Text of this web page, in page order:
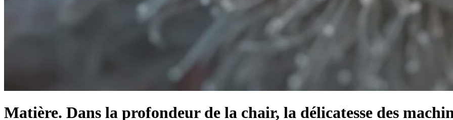
Matière. Dans la profondeur de la chair, la délicatesse des